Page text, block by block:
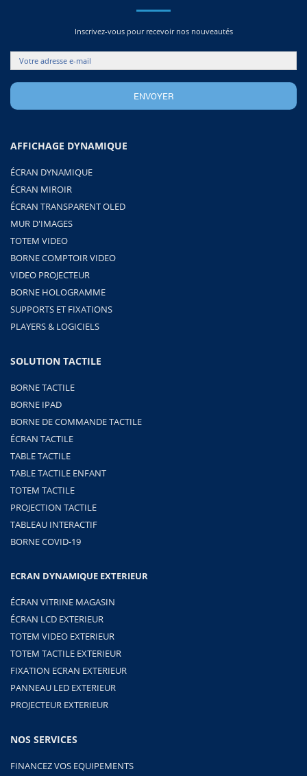
Inscrivez-vous pour recevoir nos nouveautés
AFFICHAGE DYNAMIQUE
ÉCRAN DYNAMIQUE
ÉCRAN MIROIR
ÉCRAN TRANSPARENT OLED
MUR D'IMAGES
TOTEM VIDEO
BORNE COMPTOIR VIDEO
VIDEO PROJECTEUR
BORNE HOLOGRAMME
SUPPORTS ET FIXATIONS
PLAYERS & LOGICIELS
SOLUTION TACTILE
BORNE TACTILE
BORNE IPAD
BORNE DE COMMANDE TACTILE
ÉCRAN TACTILE
TABLE TACTILE
TABLE TACTILE ENFANT
TOTEM TACTILE
PROJECTION TACTILE
TABLEAU INTERACTIF
BORNE COVID-19
ECRAN DYNAMIQUE EXTERIEUR
ÉCRAN VITRINE MAGASIN
ÉCRAN LCD EXTERIEUR
TOTEM VIDEO EXTERIEUR
TOTEM TACTILE EXTERIEUR
FIXATION ECRAN EXTERIEUR
PANNEAU LED EXTERIEUR
PROJECTEUR EXTERIEUR
NOS SERVICES
FINANCEZ VOS EQUIPEMENTS